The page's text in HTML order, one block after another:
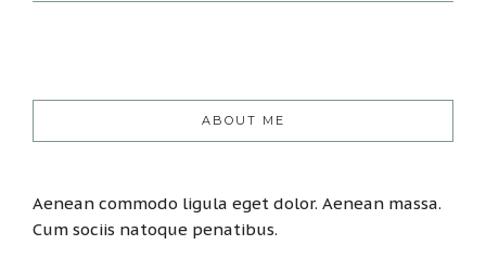
ABOUT ME
Aenean commodo ligula eget dolor. Aenean massa.
Cum sociis natoque penatibus.